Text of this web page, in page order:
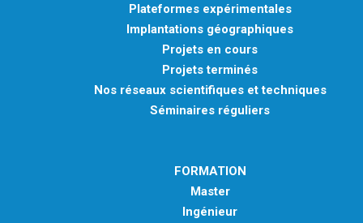
Plateformes expérimentales
Implantations géographiques
Projets en cours
Projets terminés
Nos réseaux scientifiques et techniques
Séminaires réguliers
FORMATION
Master
Ingénieur